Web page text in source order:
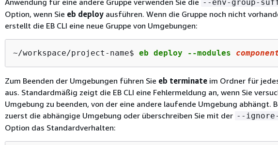
Anwendung für eine andere Gruppe verwenden Sie die --env-group-
Option, wenn Sie eb deploy ausführen. Wenn die Gruppe noch nicht
erstellt die EB CLI eine neue Gruppe von Umgebungen:
~/workspace/project-name$ eb deploy --modules
Zum Beenden der Umgebungen führen Sie eb terminate im Ordner für
aus. Standardmäßig zeigt die EB CLI eine Fehlermeldung an, wenn Sie
Umgebung zu beenden, von der eine andere laufende Umgebung abhängt.
zuerst die abhängige Umgebung oder überschreiben Sie mit der --
Option das Standardverhalten: